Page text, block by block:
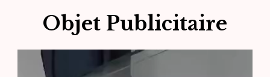
Objet Publicitaire